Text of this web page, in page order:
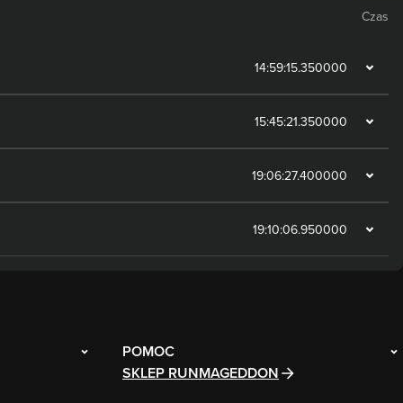
Czas
14:59:15.350000
15:45:21.350000
19:06:27.400000
19:10:06.950000
POMOC
SKLEP RUNMAGEDDON